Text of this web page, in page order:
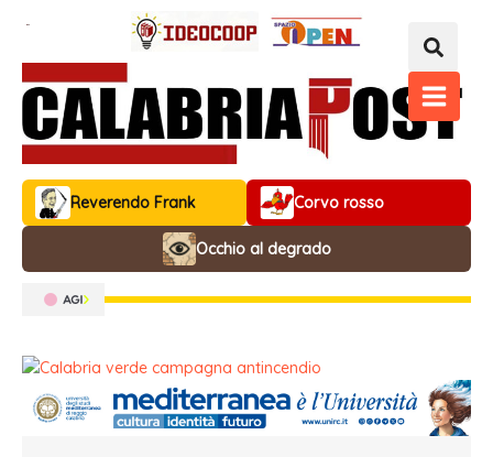
contenuto
MAIN
Reverendo Frank Corvo rosso
Occhio al degrado